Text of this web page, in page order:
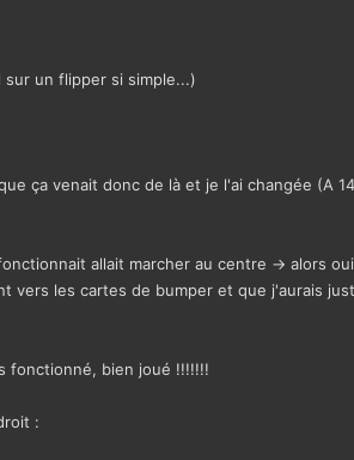
un flipper si simple...)
ça venait donc de là et je l'ai changée (A
allait marcher au centre -> alors
vers les cartes de bumper et que j'aurais
fonctionné, bien joué !!!!!!!
: